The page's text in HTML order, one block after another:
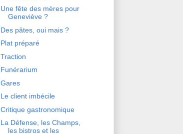
Une fête des mères pour
Geneviève ?
Des pâtes, oui mais ?
Plat préparé
Traction
Funérarium
Gares
Le client imbécile
Critique gastronomique
La Défense, les Champs,
les bistros et les